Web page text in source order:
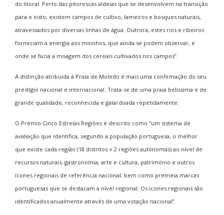
do litoral. Perto das pitorescas aldeias que se desenvolvem na transição
para o xisto, existem campos de cultivo, lameiros e bosques naturais,
atravessados por diversas linhas de água. Outrora, estes rios e ribeiros
forneciam a energia aos moinhos, que ainda se podem observar, e
onde se fazia a moagem dos cereais cultivados nos campos”.
A distinção atribuída à Praia de Moledo é mais uma confirmação do seu
prestígio nacional e internacional. Trata-se de uma praia belíssima e de
grande qualidade, reconhecida e galardoada repetidamente.
O Prémio Cinco Estrelas Regiões é descrito como “um sistema de
avaliação que identifica, segundo a população portuguesa, o melhor
que existe cada região (18 distritos + 2 regiões autónomas) ao nível de
recursos naturais, gastronomia, arte e cultura, património e outros
ícones regionais de referência nacional; bem como premeia marcas
portuguesas que se destacam a nível regional. Os ícones regionais são
identificados anualmente através de uma votação nacional”.